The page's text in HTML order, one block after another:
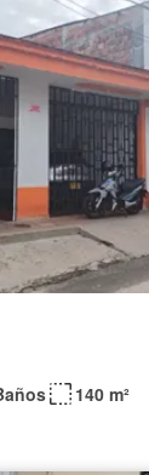
140 m²